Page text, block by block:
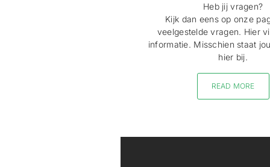
Heb jij vragen?
Kijk dan eens op onze
veelgestelde vragen. Hier
informatie. Misschien staat
hier bij.
READ MORE